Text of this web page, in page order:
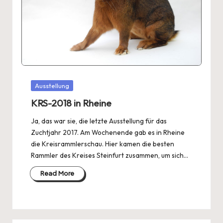
Posted
Ausstellung
KRS-2018 in Rheine
Ja, das war sie, die letzte Ausstellung für das
Zuchtjahr 2017. Am Wochenende gab es in Rheine
die Kreisrammlerschau. Hier kamen die besten
Rammler des Kreises Steinfurt zusammen, um sich…
Read More